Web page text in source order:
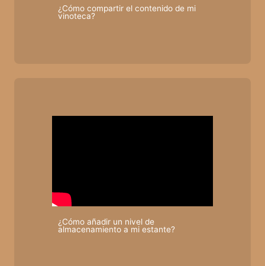
¿Cómo compartir el contenido de mi
vinoteca?
¿Cómo añadir un nivel de
almacenamiento a mi estante?